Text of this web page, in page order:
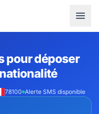
pour déposer
78100 Alerte SMS disponible